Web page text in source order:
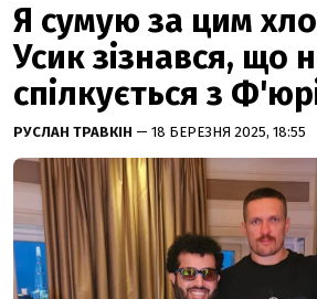
Я сумую за цим
Усик зізнався, що
спілкується з
РУСЛАН ТРАВКІН — 18 БЕРЕЗНЯ 2025, 18:55